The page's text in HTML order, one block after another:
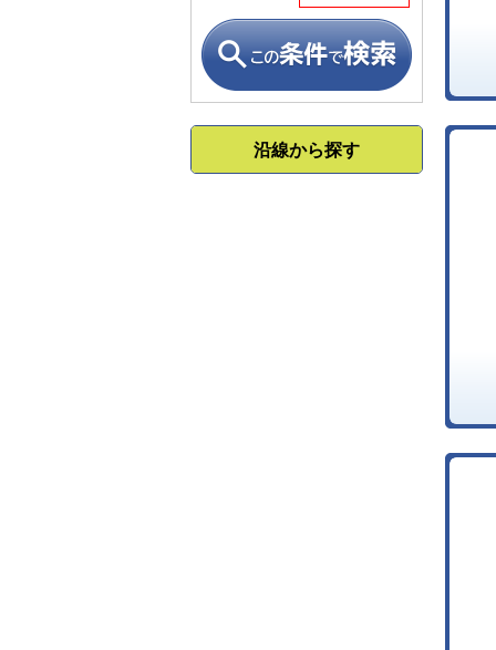
沿線から探す